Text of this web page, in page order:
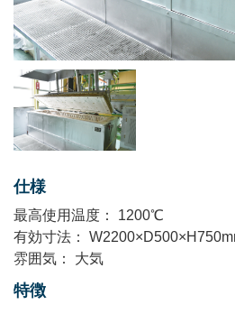
仕様
最⾼使⽤温度： 1200℃
有効⼨法：
雰囲気： 大気
特徴